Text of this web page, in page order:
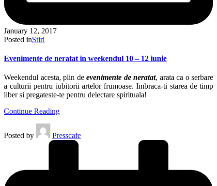
January 12, 2017
Posted inStiri
Evenimente de neratat in weekendul 10 – 12 iunie
Weekendul acesta, plin de evenimente de neratat, arata ca o serbare
a culturii pentru iubitorii artelor frumoase. Imbraca-ti starea de timp
liber si pregateste-te pentru delectare spirituala!
Continue Reading
Posted by Presscafe